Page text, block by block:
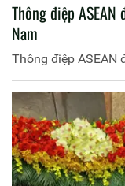
Thông điệp
Nam
Thông điệp ASEAN